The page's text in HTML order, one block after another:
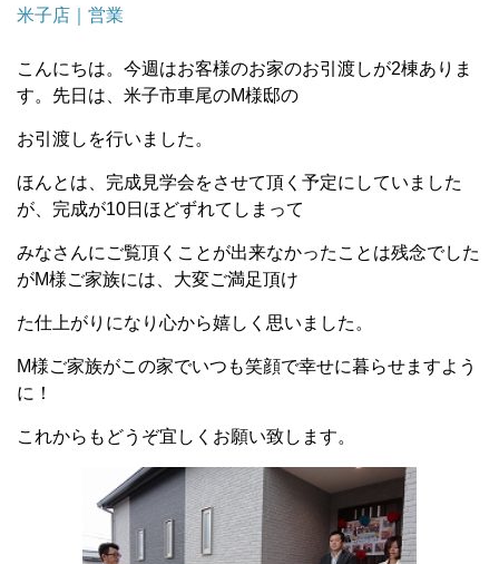
米子店｜営業
こんにちは。今週はお客様のお家のお引渡しが2棟ありま
す。先日は、米子市車尾のМ様邸の
お引渡しを行いました。
ほんとは、完成見学会をさせて頂く予定にしていました
が、完成が10日ほどずれてしまって
みなさんにご覧頂くことが出来なかったことは残念でした
がМ様ご家族には、大変ご満足頂け
た仕上がりになり心から嬉しく思いました。
М様ご家族がこの家でいつも笑顔で幸せに暮らせますよう
に！
これからもどうぞ宜しくお願い致します。